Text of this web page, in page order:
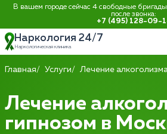
В вашем городе сейчас 4 свободные
после звонка:
+7 (495) 128-09-
Наркология 24/7
Наркологическая клиника
Главная Услуги Лечение
Лечение
гипнозом в